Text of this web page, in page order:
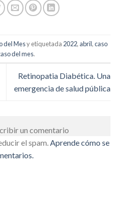
del Mesy etiquetada 2022, abril,caso
del mes.
Retinopatia Diabética. Una
emergencia de salud pública
un comentario
el spam. Aprende cómo se